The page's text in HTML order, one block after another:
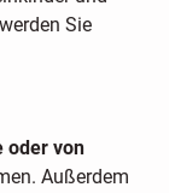
Sie
oder von
Außerdem